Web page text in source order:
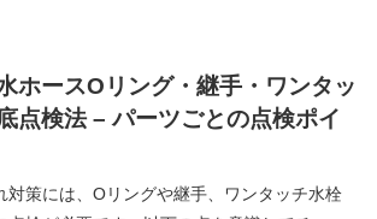
ホースOリング・継手・ワンタッ
点検法 – パーツごとの点検ポイ
対策には、Oリングや継手、ワンタッチ水栓